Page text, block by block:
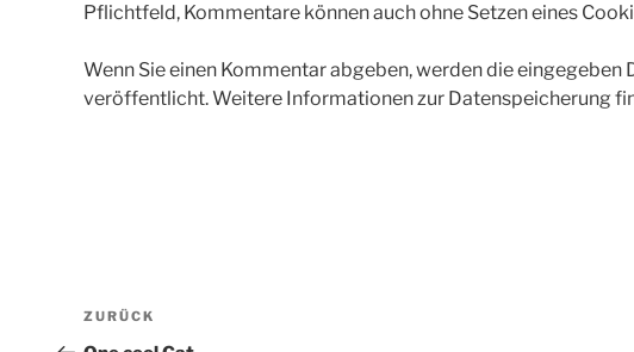
Pflichtfeld, Kommentare können auch ohne Setzen eines
Wenn Sie einen Kommentar abgeben, werden die
veröffentlicht. Weitere Informationen zur Datenspeicherung
Beitragsnavigation
Vorheriger
ZURÜCK